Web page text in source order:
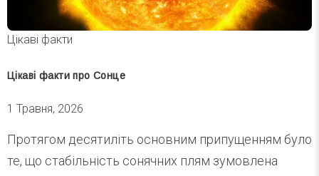
Цікаві факти
Цікаві факти про Сонце
1 Травня, 2026
Протягом десятиліть основним припущенням було
те, що стабільність сонячних плям зумовлена